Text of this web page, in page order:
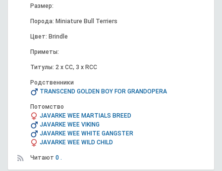
Размер:
Порода: Miniature Bull Terriers
Цвет: Brindle
Приметы:
Титулы: 2 x CC, 3 x RCC
Родственники
TRANSCEND GOLDEN BOY FOR GRANDOPERA
Потомство
JAVARKE WEE MARTIALS BREED
JAVARKE WEE VIKING
JAVARKE WEE WHITE GANGSTER
JAVARKE WEE WILD CHILD
Читают 0 .